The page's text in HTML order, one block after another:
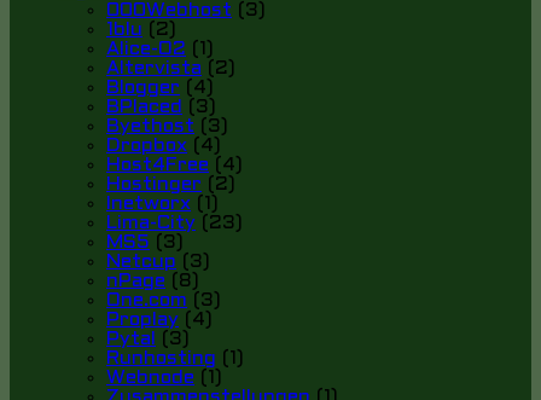
000Webhost (3)
1blu (2)
Alice-O2 (1)
Altervista (2)
Blogger (4)
BPlaced
(3)
Byethost (3)
Dropbox (4)
Host4Free (4)
Hostinger (2)
Inetworx (1)
Lima-City (23)
MS5 (3)
Netcup (3)
nPage (8)
One.com (3)
Proplay (4)
Pytal
(3)
Runhosting (1)
Webnode (1)